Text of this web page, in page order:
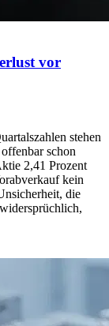
vor
stehen
schon
2,41 Prozent
kein
die